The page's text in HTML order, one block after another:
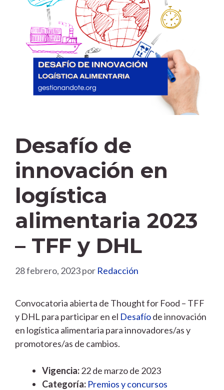
Desafío de
innovación en
logística
alimentaria 2023
– TFF y DHL
28 febrero, 2023por Redacción
Convocatoria abierta de Thought for Food – TFF
y DHL para participar en el Desafíode innovación
en logística alimentaria para innovadores/as y
promotores/as de cambios.
Vigencia:22 de marzo de 2023
Categoría: Premios y concursos